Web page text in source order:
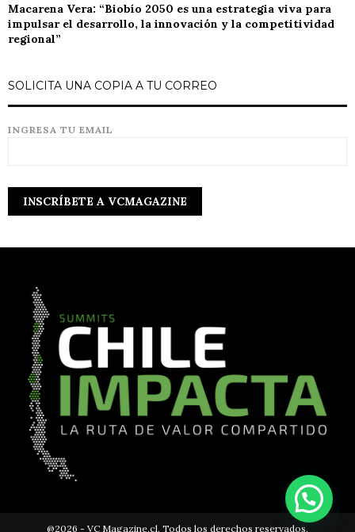
Macarena Vera: “Biobío 2050 es una estrategia viva para
impulsar el desarrollo, la innovación y la competitividad
regional”
SOLICITA UNA COPIA A TU CORREO
INGRESA TU EMAIL
@2026 - VC Magazine.cl. Todos los derechos reservados.